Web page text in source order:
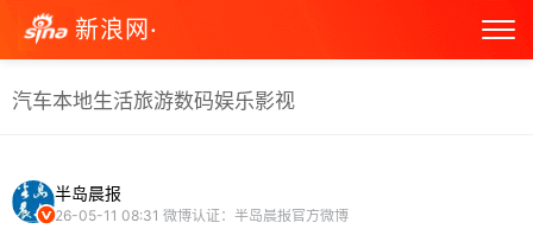
新浪网·
汽车本地生活旅游数码娱乐影视
半岛晨报
26-05-11 08:31 微博认证：半岛晨报官方微博